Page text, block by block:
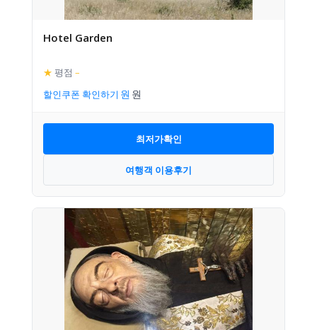
Hotel Garden
★ 평점 –
할인쿠폰 확인하기
최저가확인
여행객 이용후기